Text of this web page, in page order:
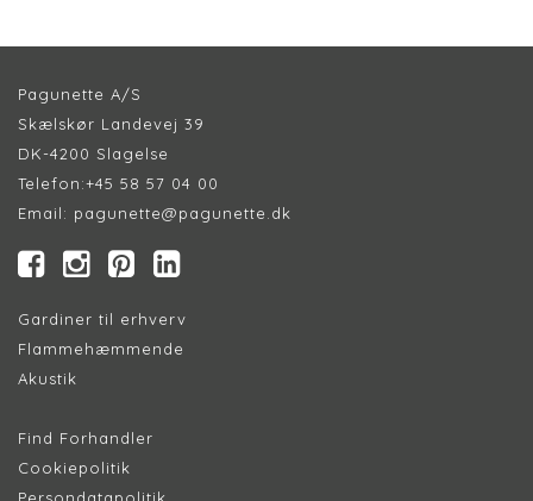
Pagunette A/S
Skælskør Landevej 39
DK-4200 Slagelse
Telefon:+45 58 57 04 00
Email: pagunette@pagunette.dk
Gardiner til erhverv
Flammehæmmende
Akustik
Find Forhandler
Cookiepolitik